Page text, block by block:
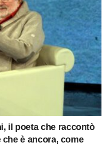
il poeta che raccontò
che è ancora, come